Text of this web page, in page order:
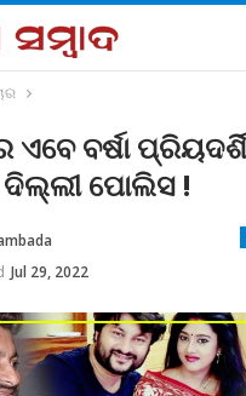
ବର୍ଷା
ଦିଲ୍ଲୀ ପୋଲିସ !
Jul 29, 2022